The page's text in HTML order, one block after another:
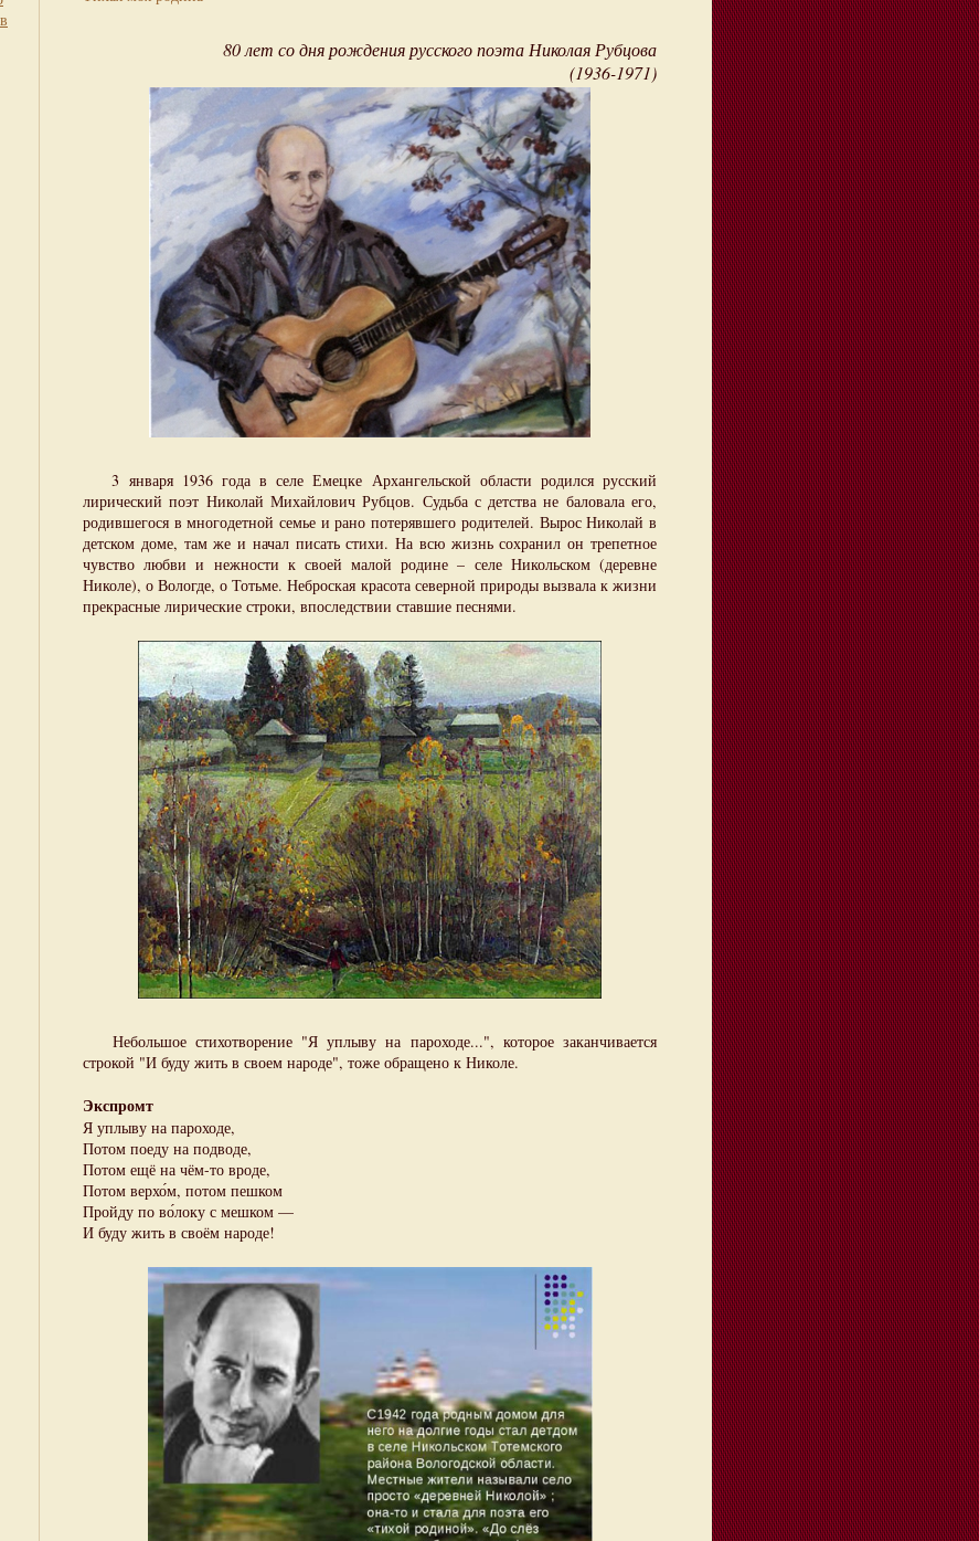
80 лет со дня рождения русского поэта Николая Рубцова
(1936-1971)
3 января 1936 года в селе Емецке Архангельской области родился русский
лирический поэт Николай Михайлович Рубцов. Судьба с детства не баловала его,
родившегося в многодетной семье и рано потерявшего родителей. Вырос Николай в
детском доме, там же и начал писать стихи. На всю жизнь сохранил он трепетное
чувство любви и нежности к своей малой родине – селе Никольском (деревне
Николе), о Вологде, о Тотьме. Неброская красота северной природы вызвала к жизни
прекрасные лирические строки, впоследствии ставшие песнями.
Небольшое стихотворение "Я уплыву на пароходе...", которое заканчивается
строкой "И буду жить в своем народе", тоже обращено к Николе.
Экспромт
Я уплыву на пароходе,
Потом поеду на подводе,
Потом ещё на чём-то вроде,
Потом верхо́м, потом пешком
Пройду по во́локу с мешком —
И буду жить в своём народе!